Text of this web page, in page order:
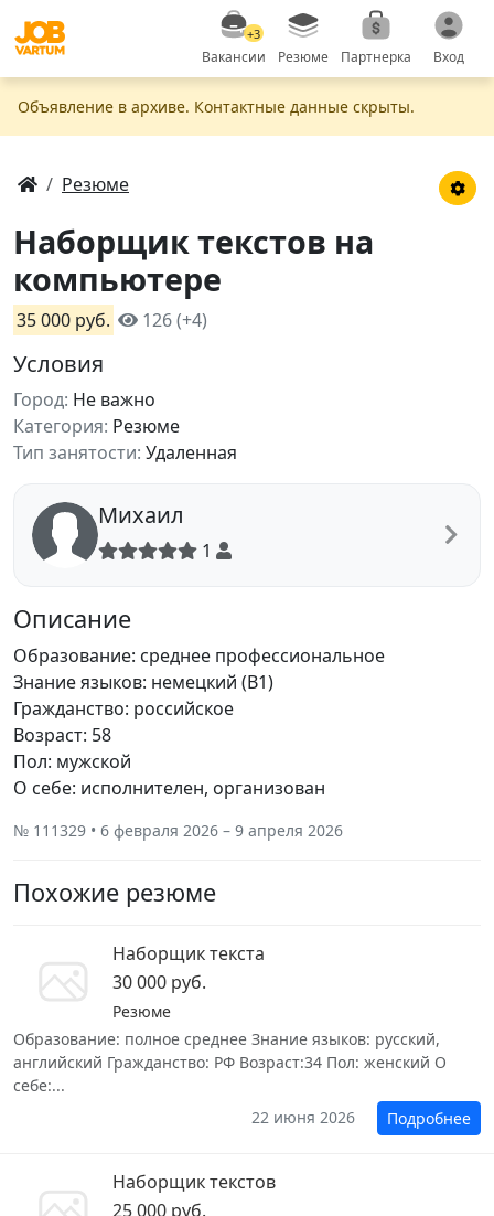
+3
Вакансии Резюме Партнерка Вход
Объявление в apxивe. Контактные данные скрыты.
Резюме
Наборщик текстов на
компьютере
35 000 руб. 126 (+4)
Условия
Город: Не важно
Категория: Резюме
Тип занятости: Удаленная
Михаил
1
Описание
Образование: среднее профессиональное
Знание языков: немецкий (B1)
Гражданство: российское
Возраст: 58
Пол: мужской
О себе: исполнителен, организован
№ 111329 • 6 февраля 2026 – 9 апреля 2026
Похожие резюме
Наборщик текста
30 000 руб.
Резюме
Образование: полное среднее Знание языков: русский,
английский Гражданство: РФ Возраст:34 Пол: женский О
себе:...
22 июня 2026
Подробнее
Наборщик текстов
25 000 руб.